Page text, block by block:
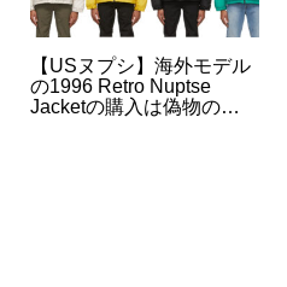
【USヌプシ】海外モデル
の1996 Retro Nuptse
Jacketの購入は偽物の心